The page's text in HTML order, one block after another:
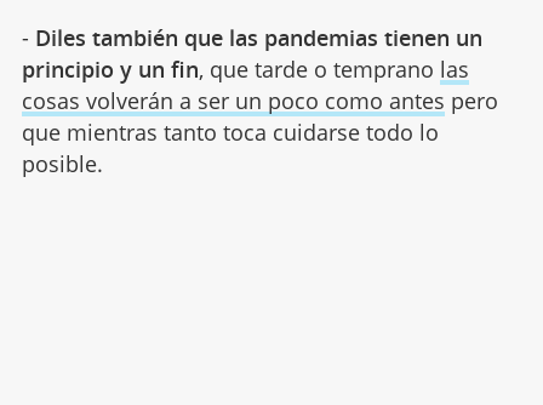
- Diles también que las pandemias tienen un
principio y un fin, que tarde o temprano las
cosas volverán a ser un poco como antes pero
que mientras tanto toca cuidarse todo lo
posible.